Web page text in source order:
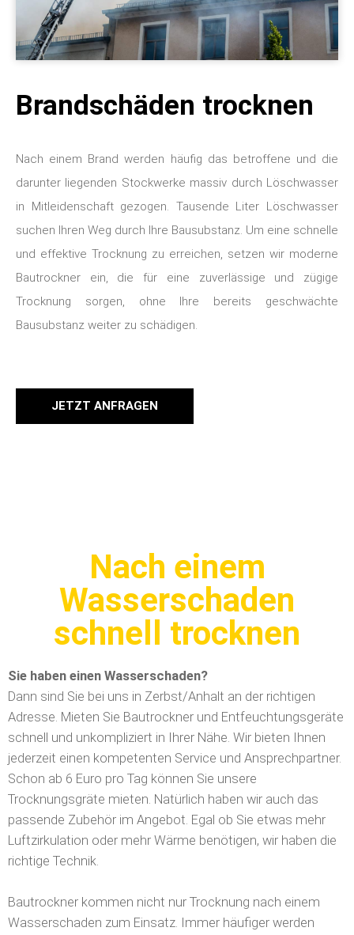
Brandschäden trocknen
Nach einem Brand werden häufig das betroffene und die
darunter liegenden Stockwerke massiv durch Löschwasser
in Mitleidenschaft gezogen. Tausende Liter Löschwasser
suchen Ihren Weg durch Ihre Bausubstanz. Um eine schnelle
und effektive Trocknung zu erreichen, setzen wir moderne
Bautrockner ein, die für eine zuverlässige und zügige
Trocknung sorgen, ohne Ihre bereits geschwächte
Bausubstanz weiter zu schädigen.
JETZT ANFRAGEN
Nach einem
Wasserschaden
schnell trocknen
Sie haben einen Wasserschaden?
Dann sind Sie bei uns in Zerbst/Anhalt an der richtigen
Adresse. Mieten Sie Bautrockner und Entfeuchtungsgeräte
schnell und unkompliziert in Ihrer Nähe. Wir bieten Ihnen
jederzeit einen kompetenten Service und Ansprechpartner.
Schon ab 6 Euro pro Tag können Sie unsere
Trocknungsgräte mieten. Natürlich haben wir auch das
passende Zubehör im Angebot. Egal ob Sie etwas mehr
Luftzirkulation oder mehr Wärme benötigen, wir haben die
richtige Technik.
Bautrockner kommen nicht nur Trocknung nach einem
Wasserschaden zum Einsatz. Immer häufiger werden